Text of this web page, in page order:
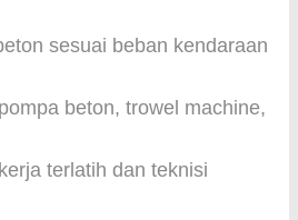
sesuai beban kendaraan
beton, trowel machine,
terlatih dan teknisi